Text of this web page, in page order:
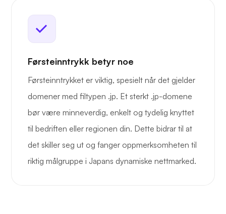
Førsteinntrykk betyr noe
Førsteinntrykket er viktig, spesielt når det gjelder
domener med filtypen .jp. Et sterkt .jp-domene
bør være minneverdig, enkelt og tydelig knyttet
til bedriften eller regionen din. Dette bidrar til at
det skiller seg ut og fanger oppmerksomheten til
riktig målgruppe i Japans dynamiske nettmarked.